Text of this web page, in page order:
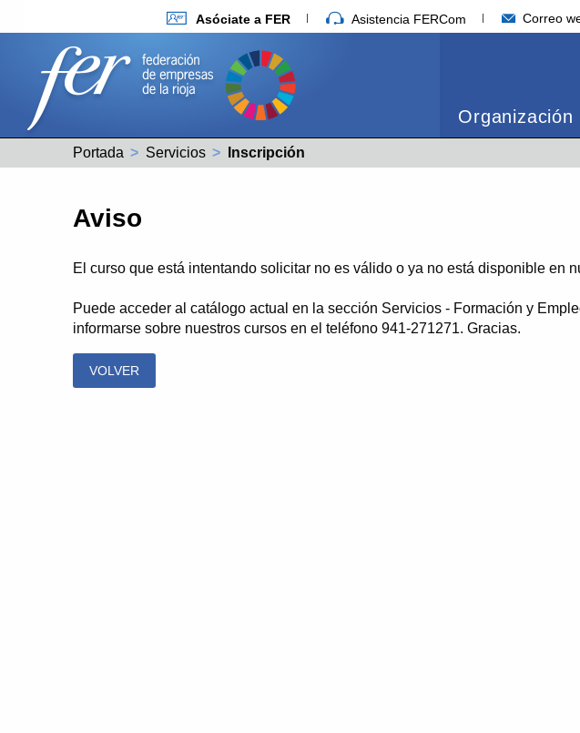
Asóciate a FER Asistencia FERCom Correo
Organización
Portada Servicios Actual:
Inscripción
Aviso
El curso que está intentando solicitar no es válido o ya no está disponible en
Puede acceder al catálogo actual en la sección Servicios - Formación y
informarse sobre nuestros cursos en el teléfono 941-271271. Gracias.
VOLVER